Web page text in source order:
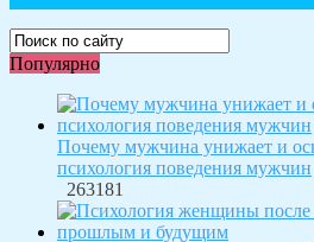
Популярно
Почему мужчина унижает и
психология поведения мужчин
263181